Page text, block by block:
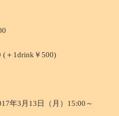
(＋1drink￥500)
年3月13日（月）15:00～